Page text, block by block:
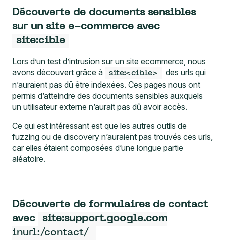
Découverte de documents sensibles
sur un site e-commerce avec
site:cible
avons découvert grâce à site:<cible> des urls qui
n’auraient pas dû être indexées. Ces pages nous ont
permis d’atteindre des documents sensibles auxquels
un utilisateur externe n’aurait pas dû avoir accès.
fuzzing ou de discovery n’auraient pas trouvés ces urls,
car elles étaient composées d’une longue partie
aléatoire.
Découverte de formulaires de contact
site:support.google.com
inurl:/contact/